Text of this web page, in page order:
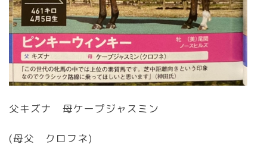
父キズナ 母ケープジャスミン
(母父 クロフネ)